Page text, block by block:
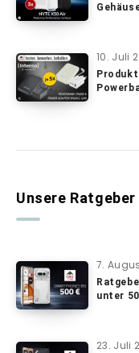
10. Juli
Unsere Ratgeber
7.
unter
23. Juli